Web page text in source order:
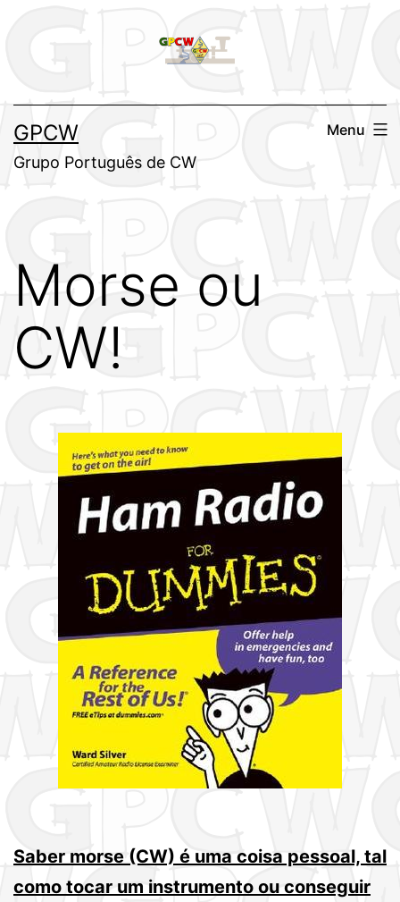
conteúdo
GPCW
Grupo Português de CW
Menu
Morse ou
CW!
Saber morse (CW) é uma coisa pessoal, tal
como tocar um instrumento ou conseguir